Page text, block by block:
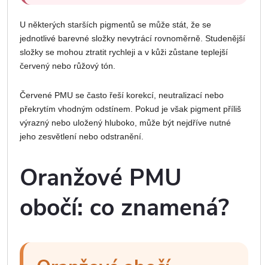
U některých starších pigmentů se může stát, že se
jednotlivé barevné složky nevytrácí rovnoměrně. Studenější
složky se mohou ztratit rychleji a v kůži zůstane teplejší
červený nebo růžový tón.
Červené PMU se často řeší korekcí, neutralizací nebo
překrytím vhodným odstínem. Pokud je však pigment příliš
výrazný nebo uložený hluboko, může být nejdříve nutné
jeho zesvětlení nebo odstranění.
Oranžové PMU
obočí: co znamená?